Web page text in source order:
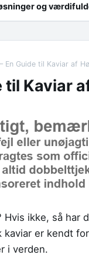
og
En Guide til Kaviar af
til Kaviar
ikke, så har
er kendt
i verden.